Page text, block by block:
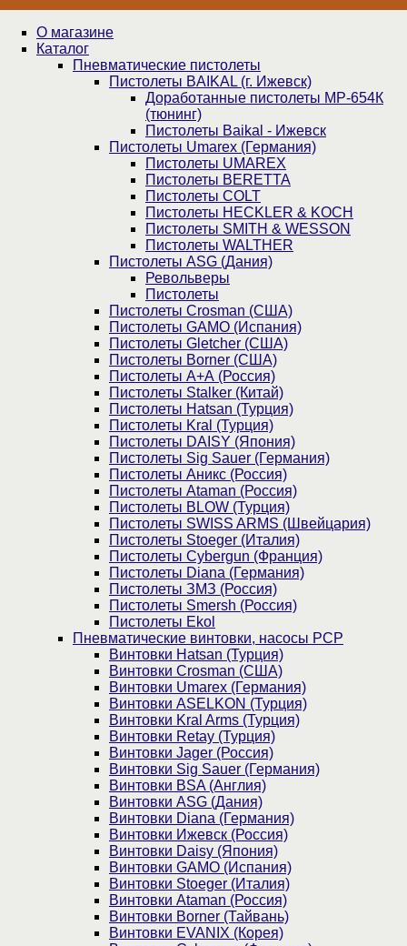
О магазине
Каталог
Пнев­ма­ти­чес­кие пистолеты
Пистолеты BAIKAL (г. Ижевск)
Доработанные пистолеты МР-654К
(тюнинг)
Пистолеты Baikal - Ижевск
Пистолеты Umarex (Германия)
Пистолеты UMAREX
Пистолеты BERETTA
Пистолеты COLT
Пистолеты HECKLER & KOCH
Пистолеты SMITH & WESSON
Пистолеты WALTHER
Пистолеты ASG (Дания)
Револьверы
Пистолеты
Пистолеты Crosman (США)
Пистолеты GAMO (Испания)
Пистолеты Gletcher (США)
Пистолеты Borner (США)
Пистолеты А+А (Россия)
Пистолеты Stalker (Китай)
Пистолеты Hatsan (Турция)
Пистолеты Kral (Турция)
Пистолеты DAISY (Япония)
Пистолеты Sig Sauer (Германия)
Пистолеты Аникс (Россия)
Пистолеты Ataman (Россия)
Пистолеты BLOW (Турция)
Пистолеты SWISS ARMS (Швейцария)
Пистолеты Stoeger (Италия)
Пистолеты Cybergun (Франция)
Пистолеты Diana (Германия)
Пистолеты ЗМЗ (Россия)
Пистолеты Smersh (Россия)
Пистолеты Ekol
Пневматические винтовки, насосы PCP
Винтовки Hatsan (Турция)
Винтовки Crosman (США)
Винтовки Umarex (Германия)
Винтовки ASELKON (Турция)
Винтовки Kral Arms (Турция)
Винтовки Retay (Турция)
Винтовки Jager (Россия)
Винтовки Sig Sauer (Германия)
Винтовки BSA (Англия)
Винтовки ASG (Дания)
Винтовки Diana (Германия)
Винтовки Ижевск (Россия)
Винтовки Daisy (Япония)
Винтовки GAMO (Испания)
Винтовки Stoeger (Италия)
Винтовки Ataman (Россия)
Винтовки Borner (Тайвань)
Винтовки EVANIX (Корея)